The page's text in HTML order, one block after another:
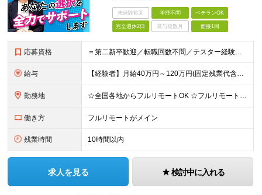
未経験歓迎 学歴不問 ベテランOK
完全週休2日 賞与複数月 面接1回
応募資格 ＝第二新卒歓迎／転職回数不問／テスター経験のみでもOK＝ ■学歴不問 ■ブランクOK ■エンジニアとしての実務経験1年以上 ※開発・インフラ・工程・言語は不問 ※テスター、運用保守経験のみの方も歓迎
給与 【経験者】月給40万円～120万円(固定残業代含む)+各種手当 ★前職給与の総収入額を100％保証｜還元率83％〜 ※固定残業代は、時間外労働の有無に関わらず30時間分を、月5万8000円～15万7
勤務地 ☆全国各地からフルリモートOK ☆フルリモートの社員が約8割！ ※希望をヒアリングした上で決定します 現在100名の社員のうち、約80名がフルリモートで活躍中。 一都三県、大阪、福岡、札幌、名古屋な
働き方 フルリモートがメイン
残業時間 10時間以内
求人を見る 検討中に入れる